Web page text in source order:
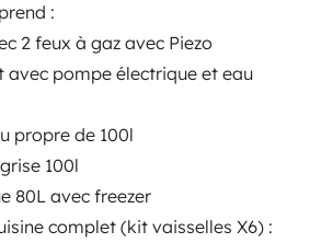
:
2 feux à gaz avec Piezo
avec pompe électrique et eau
propre de 100l
100l
80L avec freezer
complet (kit vaisselles X6) :
Reservierungsanfrage
die das Mieten von
zwischen Privatpersonen